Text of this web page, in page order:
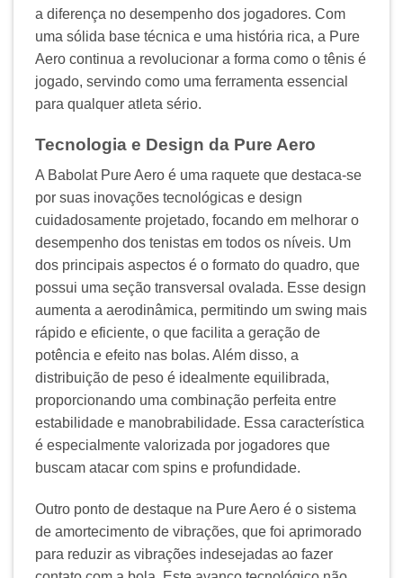
a diferença no desempenho dos jogadores. Com
uma sólida base técnica e uma história rica, a Pure
Aero continua a revolucionar a forma como o tênis é
jogado, servindo como uma ferramenta essencial
para qualquer atleta sério.
Tecnologia e Design da Pure Aero
A Babolat Pure Aero é uma raquete que destaca-se
por suas inovações tecnológicas e design
cuidadosamente projetado, focando em melhorar o
desempenho dos tenistas em todos os níveis. Um
dos principais aspectos é o formato do quadro, que
possui uma seção transversal ovalada. Esse design
aumenta a aerodinâmica, permitindo um swing mais
rápido e eficiente, o que facilita a geração de
potência e efeito nas bolas. Além disso, a
distribuição de peso é idealmente equilibrada,
proporcionando uma combinação perfeita entre
estabilidade e manobrabilidade. Essa característica
é especialmente valorizada por jogadores que
buscam atacar com spins e profundidade.
Outro ponto de destaque na Pure Aero é o sistema
de amortecimento de vibrações, que foi aprimorado
para reduzir as vibrações indesejadas ao fazer